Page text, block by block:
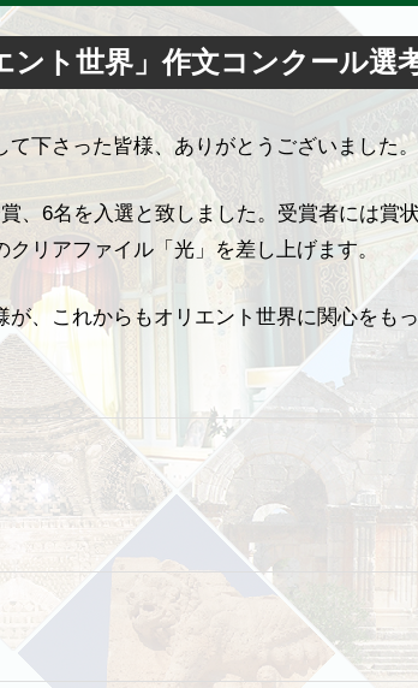
ント世界」作文コンクール選
て下さった皆様、ありがとうございました
、6名を入選と致しました。受賞者には賞
クリアファイル「光」を差し上げます。
が、これからもオリエント世界に関心をも